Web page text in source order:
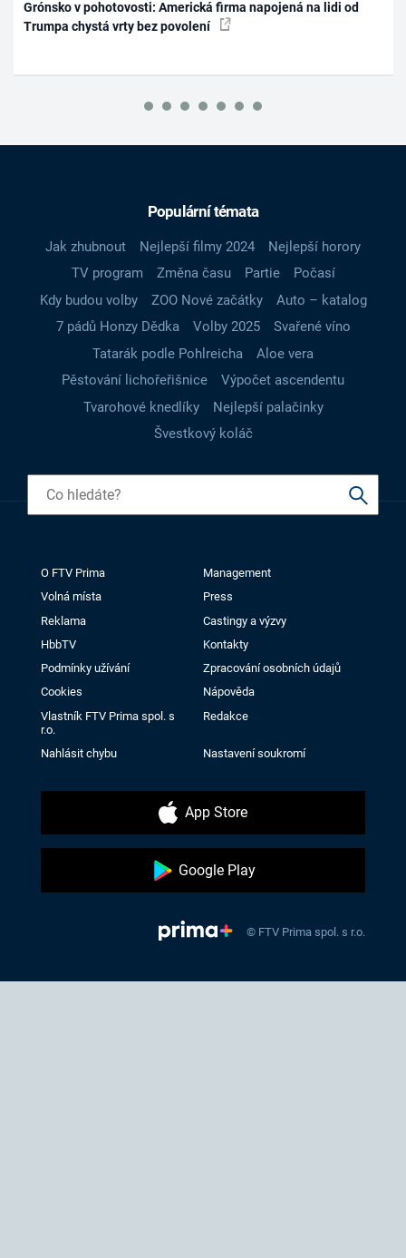
Grónsko v pohotovosti: Americká firma napojená na lidi od
Trumpa chystá vrty bez povolení
Populární témata
Jak zhubnout Nejlepší filmy 2024
Nejlepší horory
TV program
Změna času Partie
Počasí
Kdy budou volby
ZOO Nové začátky
Auto – katalog
7 pádů Honzy Dědka
Volby 2025
Svařené víno
Tatarák podle Pohlreicha
Aloe vera
Pěstování lichořeřišnice
Výpočet ascendentu
Tvarohové knedlíky
Nejlepší palačinky
Švestkový koláč
O FTV Prima
Management
Volná místa
Press
Reklama
Castingy a výzvy
HbbTV
Kontakty
Podmínky užívání
Zpracování osobních údajů
Cookies
Nápověda
Vlastník FTV Prima spol. s
r.o.
Redakce
Nahlásit chybu Nastavení soukromí
App Store
Google Play
© FTV Prima spol. s r.o.